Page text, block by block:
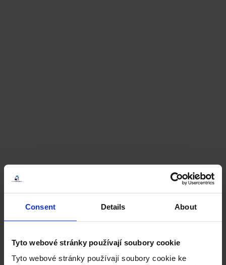
Consent Details About
Tyto webové stránky používají soubory cookie
Tyto webové stránky používají soubory cookie ke